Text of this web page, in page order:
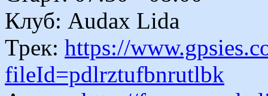
Клуб: Audax Lida
Трек: https://
fileId=pdlrztufbnrutlbk